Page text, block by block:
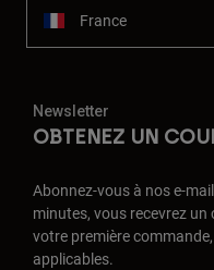
France
Newsletter
OBTENEZ UN
Abonnez-vous à nos e-
minutes, vous recevrez un
votre première
applicables.